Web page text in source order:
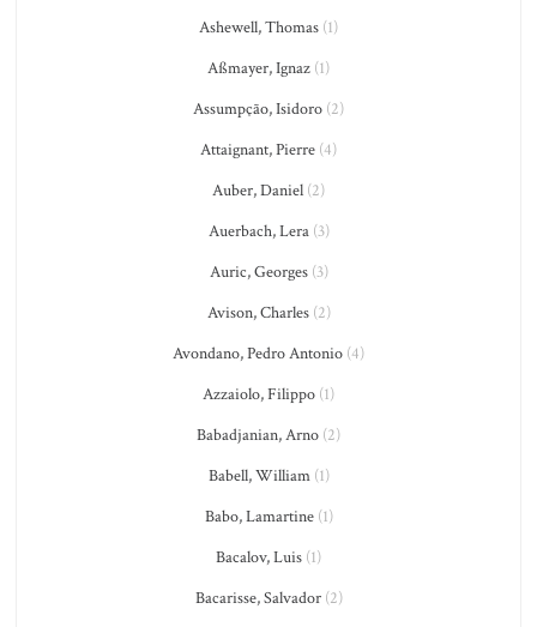
Ashewell, Thomas (1)
Aßmayer, Ignaz (1)
Assumpção, Isidoro (2)
Attaignant, Pierre (4)
Auber, Daniel (2)
Auerbach, Lera(3)
Auric, Georges(3)
Avison, Charles(2)
Avondano, Pedro Antonio (4)
Azzaiolo, Filippo (1)
Babadjanian, Arno (2)
Babell, William(1)
Babo, Lamartine(1)
Bacalov, Luis (1)
Bacarisse, Salvador(2)